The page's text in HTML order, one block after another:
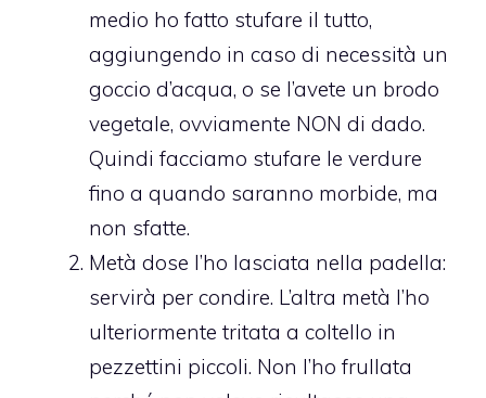
medio ho fatto stufare il tutto,
aggiungendo in caso di necessità un
goccio d’acqua, o se l’avete un brodo
vegetale, ovviamente NON di dado.
Quindi facciamo stufare le verdure
fino a quando saranno morbide, ma
non sfatte.
Metà dose l’ho lasciata nella padella:
servirà per condire. L’altra metà l’ho
ulteriormente tritata a coltello in
pezzettini piccoli. Non l’ho frullata